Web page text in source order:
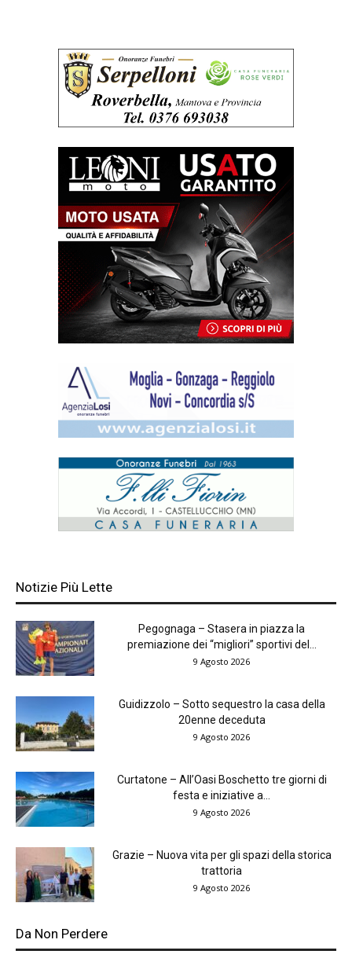
Notizie Più Lette
Pegognaga – Stasera in piazza la
premiazione dei “migliori” sportivi del...
9 Agosto 2026
Guidizzolo – Sotto sequestro la casa della
20enne deceduta
9 Agosto 2026
Curtatone – All’Oasi Boschetto tre giorni di
festa e iniziative a...
9 Agosto 2026
Grazie – Nuova vita per gli spazi della storica
trattoria
9 Agosto 2026
Da Non Perdere